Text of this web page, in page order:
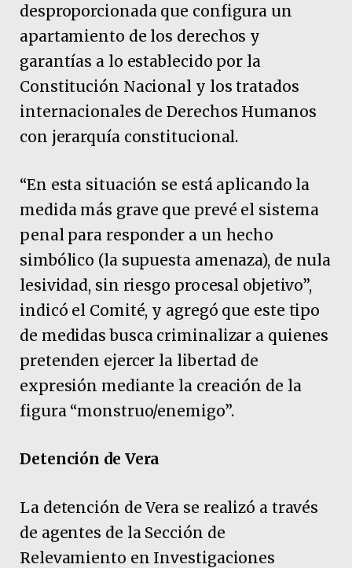
desproporcionada que configura un
apartamiento de los derechos y
garantías a lo establecido por la
Constitución Nacional y los tratados
internacionales de Derechos Humanos
con jerarquía constitucional.
“En esta situación se está aplicando la
medida más grave que prevé el sistema
penal para responder a un hecho
simbólico (la supuesta amenaza), de nula
lesividad, sin riesgo procesal objetivo”,
indicó el Comité, y agregó que este tipo
de medidas busca criminalizar a quienes
pretenden ejercer la libertad de
expresión mediante la creación de la
figura “monstruo/enemigo”.
Detención de Vera
La detención de Vera se realizó a través
de agentes de la Sección de
Relevamiento en Investigaciones